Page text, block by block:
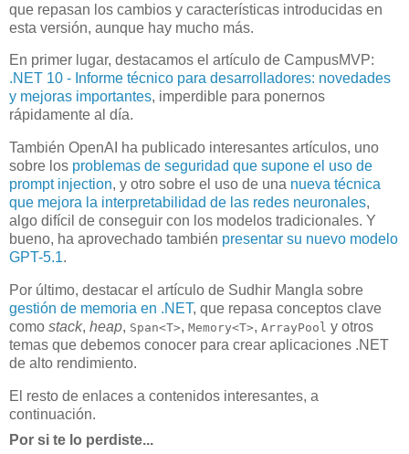
que repasan los cambios y características introducidas en
esta versión, aunque hay mucho más.
En primer lugar, destacamos el artículo de CampusMVP:
.NET 10 - Informe técnico para desarrolladores: novedades
y mejoras importantes, imperdible para ponernos
rápidamente al día.
También OpenAI ha publicado interesantes artículos, uno
sobre los problemas de seguridad que supone el uso de
prompt injection, y otro sobre el uso de una nueva técnica
que mejora la interpretabilidad de las redes neuronales,
algo difícil de conseguir con los modelos tradicionales. Y
bueno, ha aprovechado también presentar su nuevo modelo
GPT-5.1.
Por último, destacar el artículo de Sudhir Mangla sobre
gestión de memoria en .NET, que repasa conceptos clave
como stack, heap, Span<T>, Memory<T>, ArrayPool y otros
temas que debemos conocer para crear aplicaciones .NET
de alto rendimiento.
El resto de enlaces a contenidos interesantes, a
continuación.
Por si te lo perdiste...